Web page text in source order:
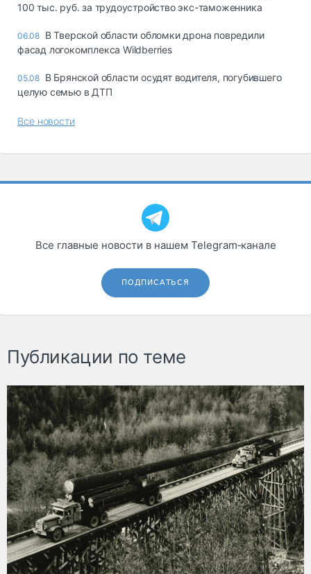
100 тыс. руб. за трудоустройство экс-таможенника
06.08 В Тверской области обломки дрона повредили
фасад логокомплекса Wildberries
05.08 В Брянской области осудят водителя, погубившего
целую семью в ДТП
Все новости
Все главные новости в нашем Telegram‑канале
ПОДПИСАТЬСЯ
Публикации по теме